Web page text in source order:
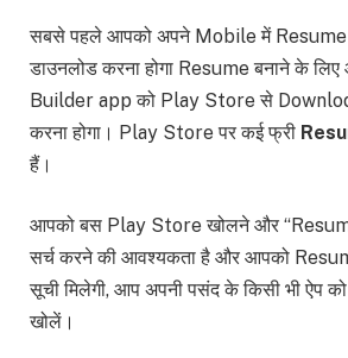
सबसे पहले आपको अपने Mobile में Resume
डाउनलोड करना होगा Resume बनाने के
Builder app को Play Store से
करना होगा। Play Store पर कई फ्री
हैं।
आपको बस Play Store खोलने और
सर्च करने की आवश्यकता है और आपको
सूची मिलेगी, आप अपनी पसंद के किसी भी ऐप
खोलें।